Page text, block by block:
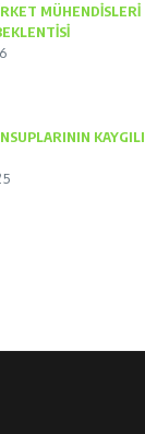
MÜHENDİSLERİ
KAYGILI